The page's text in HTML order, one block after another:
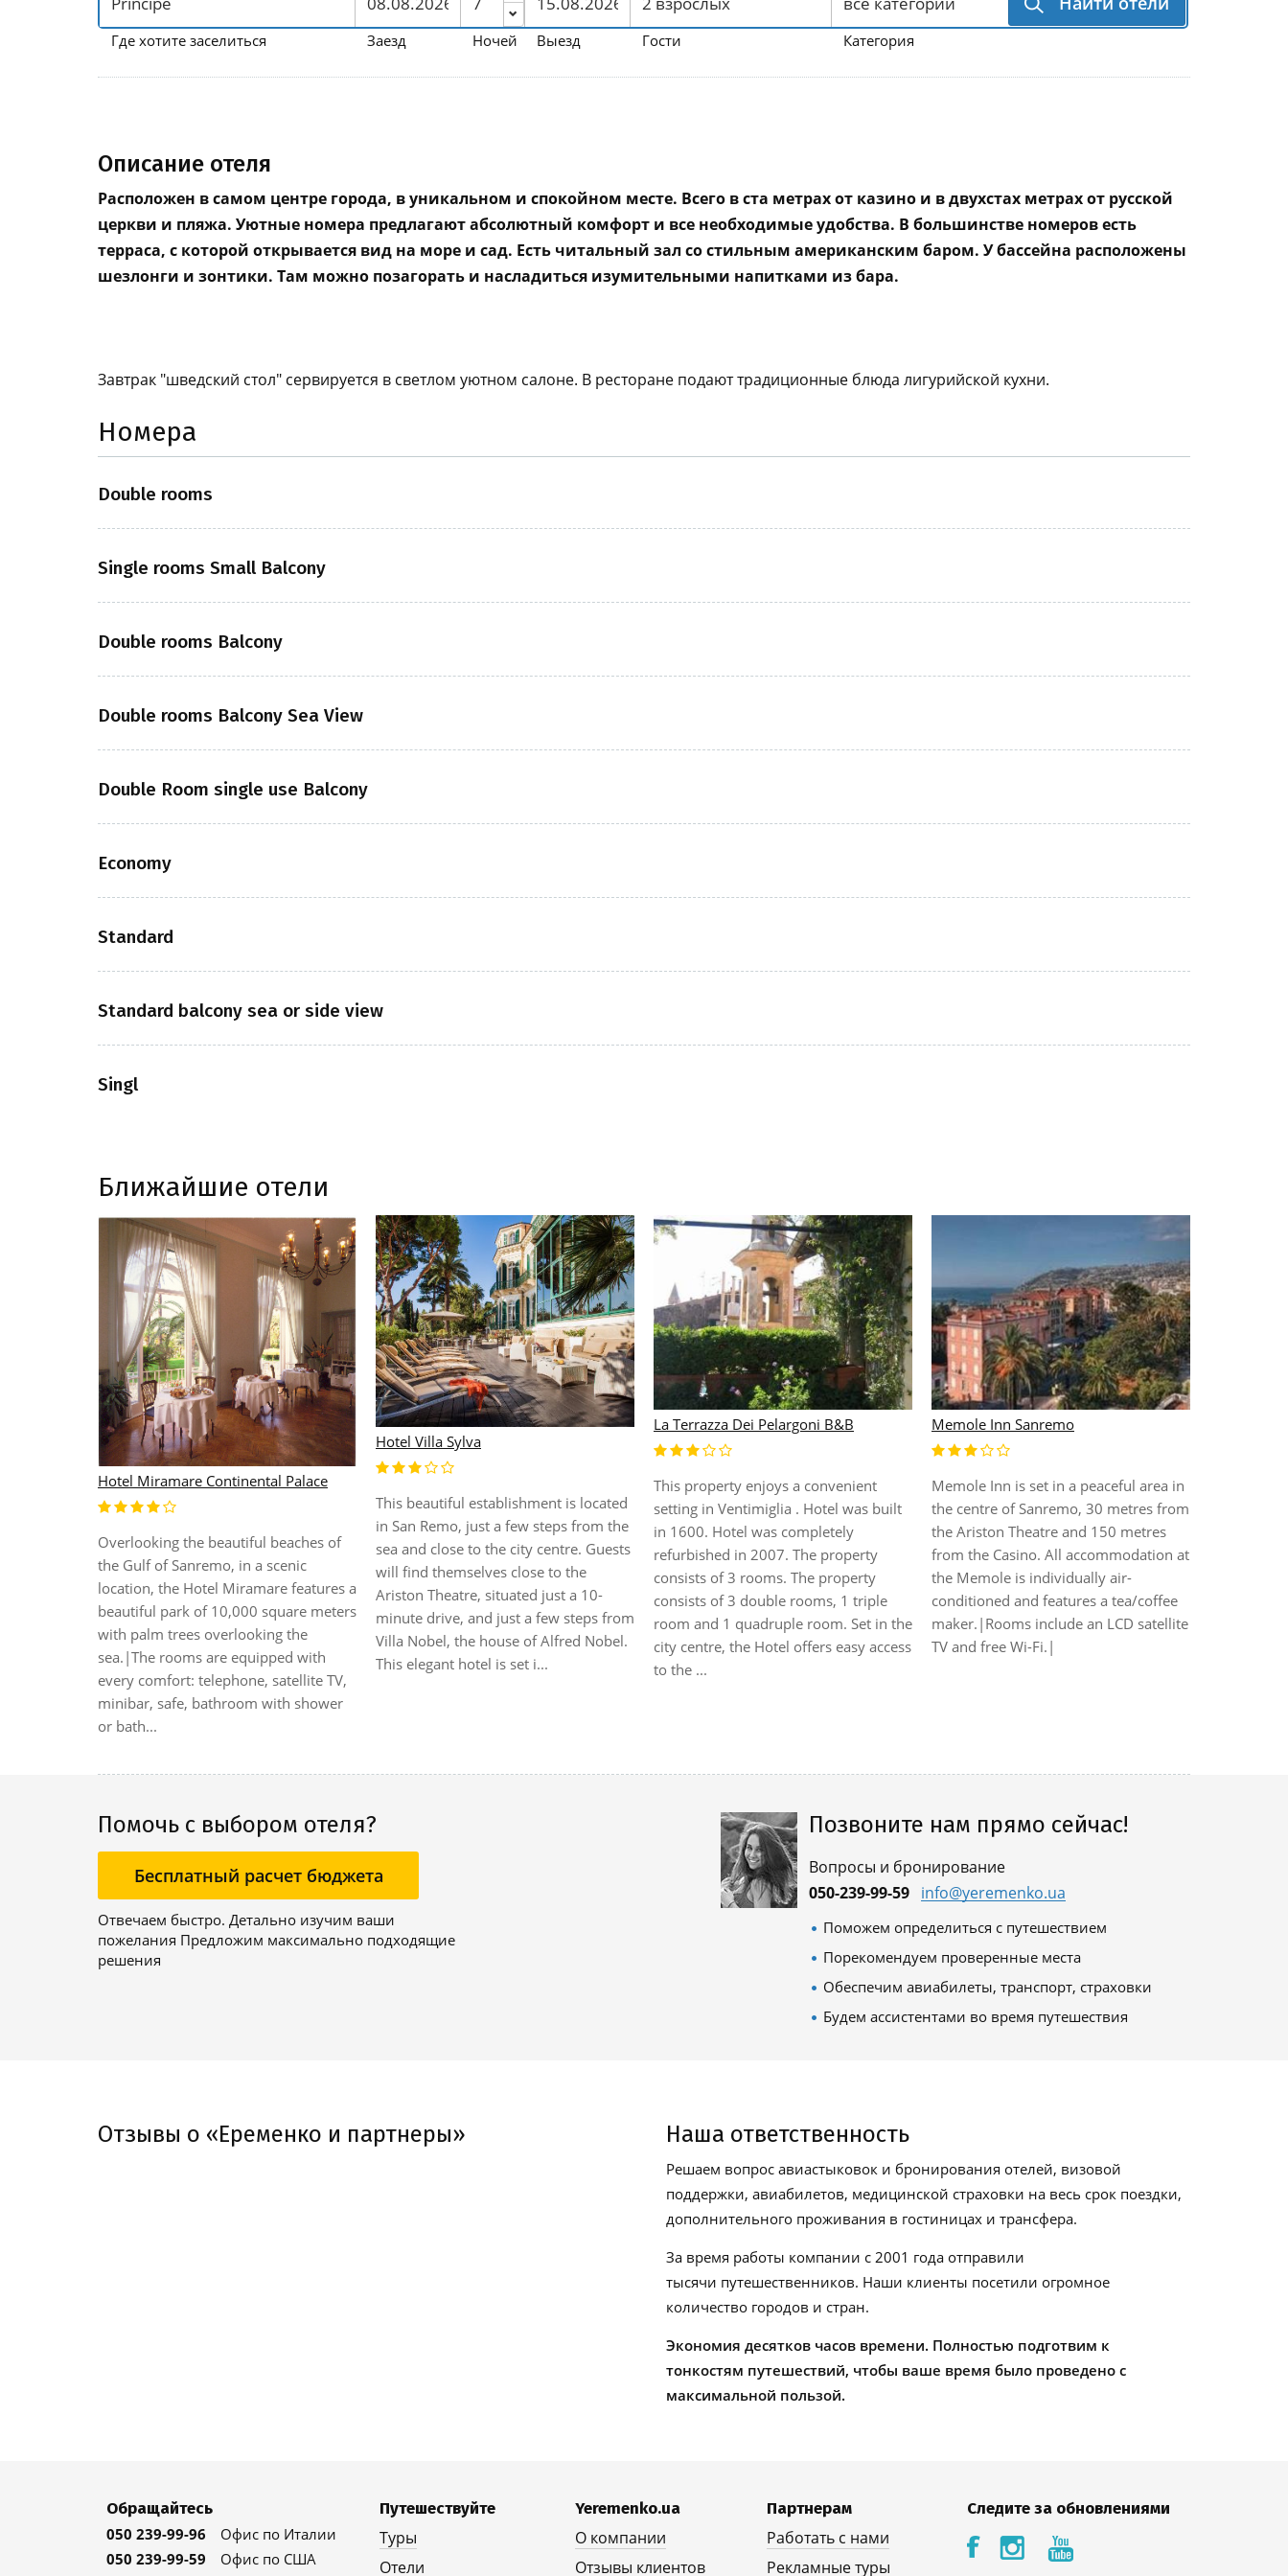
Где хотите заселиться Заезд Ночей Выезд Гости Категория
Описание отеля
Расположен в самом центре города, в уникальном и спокойном месте. Всего в ста метрах от казино и в двухстах метрах от русской
церкви и пляжа. Уютные номера предлагают абсолютный комфорт и все необходимые удобства. В большинстве номеров есть
терраса, с которой открывается вид на море и сад. Есть читальный зал со стильным американским баром. У бассейна расположены
шезлонги и зонтики. Там можно позагорать и насладиться изумительными напитками из бара.
Завтрак "шведский стол" сервируется в светлом уютном салоне. В ресторане подают традиционные блюда лигурийской кухни.
Номера
Double rooms
Single rooms Small Balcony
Double rooms Balcony
Double rooms Balcony Sea View
Double Room single use Balcony
Economy
Standard
Standard balcony sea or side view
Singl
Ближайшие отели
Hotel Miramare Continental Palace
Overlooking the beautiful beaches of
the Gulf of Sanremo, in a scenic
location, the Hotel Miramare features a
beautiful park of 10,000 square meters
with palm trees overlooking the
sea.|The rooms are equipped with
every comfort: telephone, satellite TV,
minibar, safe, bathroom with shower
or bath...
Hotel Villa Sylva
This beautiful establishment is located
in San Remo, just a few steps from the
sea and close to the city centre. Guests
will find themselves close to the
Ariston Theatre, situated just a 10-
minute drive, and just a few steps from
Villa Nobel, the house of Alfred Nobel.
This elegant hotel is set i...
La Terrazza Dei Pelargoni B&B
This property enjoys a convenient
setting in Ventimiglia . Hotel was built
in 1600. Hotel was completely
refurbished in 2007. The property
consists of 3 rooms. The property
consists of 3 double rooms, 1 triple
room and 1 quadruple room. Set in the
city centre, the Hotel offers easy access
to the ...
Memole Inn Sanremo
Memole Inn is set in a peaceful area in
the centre of Sanremo, 30 metres from
the Ariston Theatre and 150 metres
from the Casino. All accommodation at
the Memole is individually air-
conditioned and features a tea/coffee
maker.|Rooms include an LCD satellite
TV and free Wi-Fi.|
Помочь с выбором отеля?
Бесплатный расчет бюджета
Отвечаем быстро. Детально изучим ваши
пожелания Предложим максимально подходящие
решения
Позвоните нам прямо сейчас!
Вопросы и бронирование
050-239-99-59 info@yeremenko.ua
Поможем определиться с путешествием
Порекомендуем проверенные места
Обеспечим авиабилеты, транспорт, страховки
Будем ассистентами во время путешествия
Отзывы о «Еременко и партнеры» Наша ответственность
Решаем вопрос авиастыковок и бронирования отелей, визовой
поддержки, авиабилетов, медицинской страховки на весь срок поездки,
дополнительного проживания в гостиницах и трансфера.
За время работы компании с 2001 года отправили
тысячи путешественников. Наши клиенты посетили огромное
количество городов и стран.
Экономия десятков часов времени. Полностью подготвим к
тонкостям путешествий, чтобы ваше время было проведено с
максимальной пользой.
Обращайтесь
050 239-99-96
Офис по Италии
050 239-99-59
Офис по США
Путешествуйте
Туры
Отели
Yeremenko.ua
О компании
Отзывы клиентов
Партнерам
Работать с нами
Рекламные туры
Следите за обновлениями